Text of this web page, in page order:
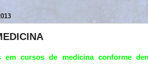
cursos de medicina conforme